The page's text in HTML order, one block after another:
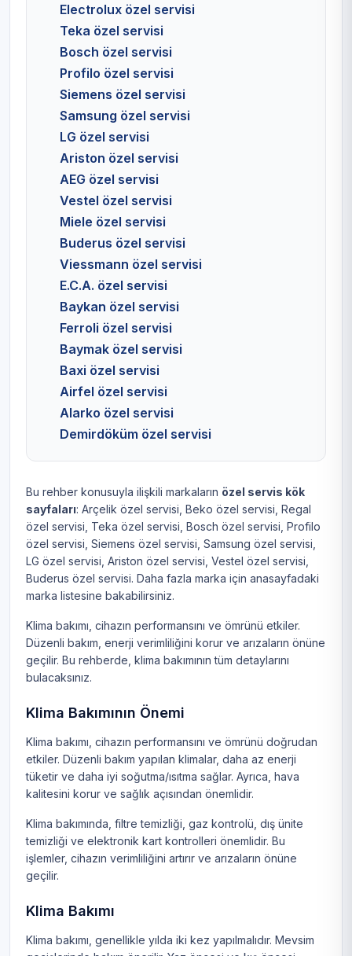
Electrolux özel servisi
Teka özel servisi
Bosch özel servisi
Profilo özel servisi
Siemens özel servisi
Samsung özel servisi
LG özel servisi
Ariston özel servisi
AEG özel servisi
Vestel özel servisi
Miele özel servisi
Buderus özel servisi
Viessmann özel servisi
E.C.A. özel servisi
Baykan özel servisi
Ferroli özel servisi
Baymak özel servisi
Baxi özel servisi
Airfel özel servisi
Alarko özel servisi
Demirdöküm özel servisi
Bu rehber konusuyla ilişkili markaların özel servis kök
sayfaları: Arçelik özel servisi Beko özel servisi Regal
özel servisi Teka özel servisi Bosch özel servisi Profilo
özel servisi Siemens özel servisi Samsung özel servisi
LG özel servisi Ariston özel servisi Vestel özel servisi
Buderus özel servisi. Daha fazla marka için anasayfadaki
marka listesine bakabilirsiniz.
Klima bakımı, cihazın performansını ve ömrünü etkiler.
Düzenli bakım, enerji verimliliğini korur ve arızaların önüne
geçilir. Bu rehberde, klima bakımının tüm detaylarını
bulacaksınız.
Klima Bakımının Önemi
Klima bakımı, cihazın performansını ve ömrünü doğrudan
etkiler. Düzenli bakım yapılan klimalar, daha az enerji
tüketir ve daha iyi soğutma/ısıtma sağlar. Ayrıca, hava
kalitesini korur ve sağlık açısından önemlidir.
Klima bakımında, filtre temizliği, gaz kontrolü, dış ünite
temizliği ve elektronik kart kontrolleri önemlidir. Bu
işlemler, cihazın verimliliğini artırır ve arızaların önüne
geçilir.
Klima Bakımı
Klima bakımı, genellikle yılda iki kez yapılmalıdır. Mevsim